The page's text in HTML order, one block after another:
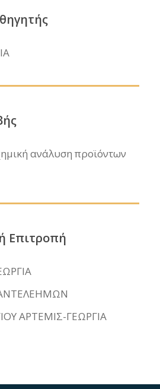
ανάλυση προϊόντων
Επιτροπή
ΑΡΤΕΜΙΣ-ΓΕΩΡΓΙΑ